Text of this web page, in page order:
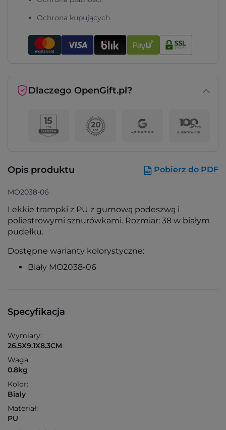
Ochrona kupujących
Dlaczego OpenGift.pl?
Opis produktu Pobierz do PDF
MO2038-06
Lekkie trampki z PU z gumową podeszwą i
poliestrowymi sznurówkami. Rozmiar: 38 w białym
pudełku.
Dostępne warianty kolorystyczne:
Biały MO2038-06
Specyfikacja
Wymiary:
26.5X9.1X8.3CM
Waga:
0.8kg
Kolor:
Bialy
Materiał:
PU